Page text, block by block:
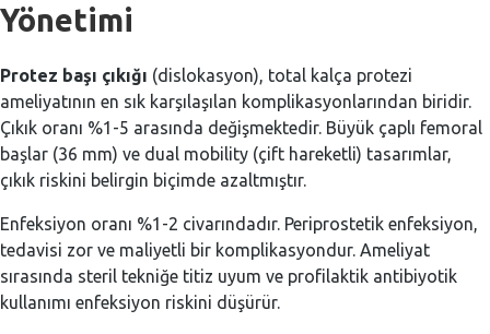
Yönetimi
Protez başı çıkığı (dislokasyon), total kalça protezi
ameliyatının en sık karşılaşılan komplikasyonlarından biridir.
Çıkık oranı %1-5 arasında değişmektedir. Büyük çaplı femoral
başlar (36 mm) ve dual mobility (çift hareketli) tasarımlar,
çıkık riskini belirgin biçimde azaltmıştır.
Enfeksiyon oranı %1-2 civarındadır. Periprostetik enfeksiyon,
tedavisi zor ve maliyetli bir komplikasyondur. Ameliyat
sırasında steril tekniğe titiz uyum ve profilaktik antibiyotik
kullanımı enfeksiyon riskini düşürür.